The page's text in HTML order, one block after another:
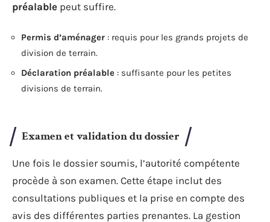
préalable peut suffire.
Permis d’aménager : requis pour les grands projets de
division de terrain.
Déclaration préalable : suffisante pour les petites
divisions de terrain.
Examen et validation du dossier
Une fois le dossier soumis, l’autorité compétente
procède à son examen. Cette étape inclut des
consultations publiques et la prise en compte des
avis des différentes parties prenantes. La gestion